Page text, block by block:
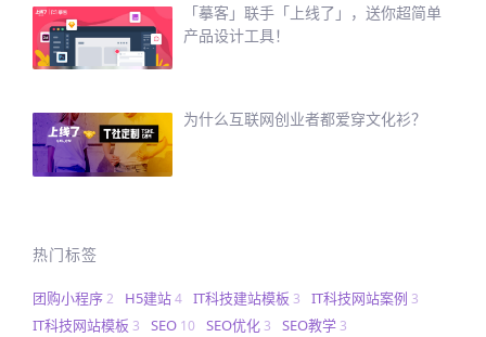
「摹客」联手「上线了」，送你超简单
产品设计工具！
为什么互联网创业者都爱穿文化衫？
热门标签
团购小程序2 H5建站4 IT科技建站模板 3 IT科技网站案例 3
IT科技网站模板 3 SEO 10 SEO优化 3 SEO教学 3